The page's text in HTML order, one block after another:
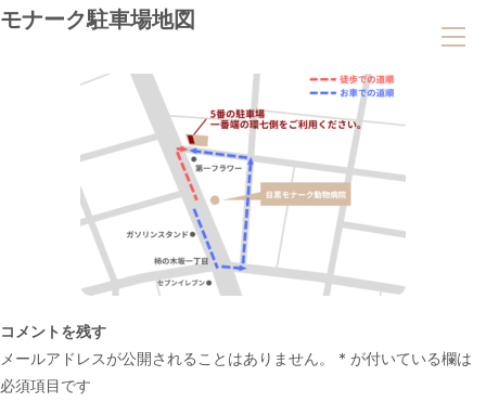
モナーク駐車場地図
コメントを残す
メールアドレスが公開されることはありません。
* が付いている欄は
必須項目です